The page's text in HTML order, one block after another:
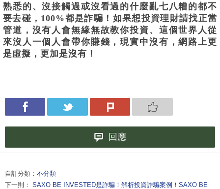
熟悉的、沒接觸過或沒看過的什麼亂七八糟的都不
要去碰，100%都是詐騙！如果想投資理財請找正當
管道，沒有人會無緣無故教你投資、這個世界人從
來沒人一個人會帶你賺錢，現實中沒有，網路上更
是虛擬，更加是沒有！
回應
自訂分類： 不分類
下一則： SAXO BE INVESTED是詐騙！解析投資詐騙案例！SAXO BE